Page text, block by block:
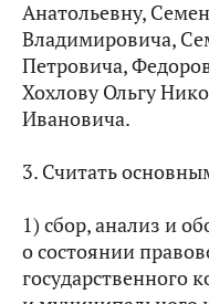
Анатольевну,
Владимировича,
Петровича,
Хохлову Ольгу
Ивановича.
3. Считать
1) сбор, анализ и
о состоянии
государственного